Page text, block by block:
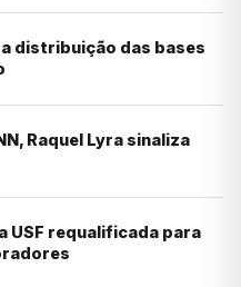
distribuição das bases
Raquel Lyra sinaliza
USF requalificada para